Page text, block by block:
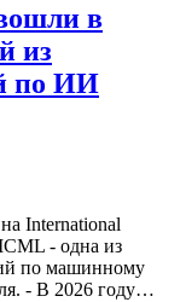
в
из
по ИИ
International
- одна из
по машинному
- В 2026 году…